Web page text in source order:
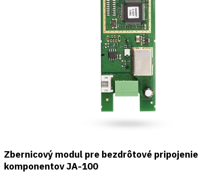
Zbernicový modul pre bezdrôtové pripojenie
komponentov JA-100